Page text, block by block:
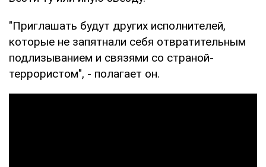
"Приглашать будут других исполнителей,
которые не запятнали себя отвратительным
подлизыванием и связями со страной-
террористом", - полагает он.